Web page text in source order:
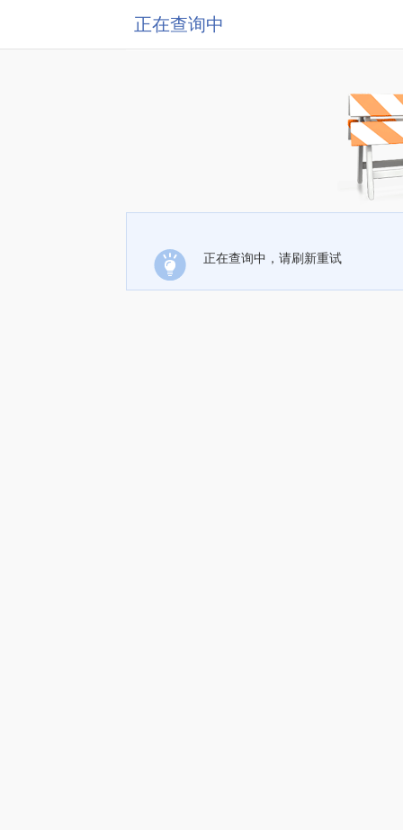
正在查询中
正在查询中，请刷新重试